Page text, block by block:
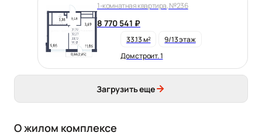
О жилом комплексе
1-комнатная квартира, №236
8 770 541 ₽
33.13 м²
9/13 этаж
Дом строит. 1
Загрузить еще